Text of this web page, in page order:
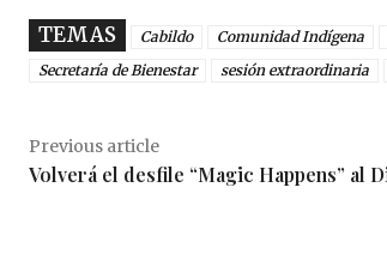
TEMAS Cabildo Comunidad Indígena
Secretaría de Bienestar
sesión extraordinaria
Previous article
Volverá el desfile “Magic Happens” al